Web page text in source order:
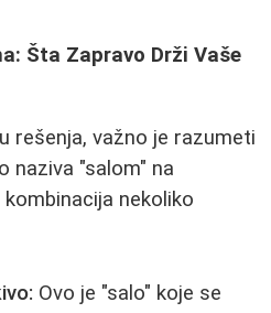
Šta Zapravo Drži Vaše
rešenja, važno je razumeti
naziva "salom" na
nekoliko
Ovo je "salo" koje se